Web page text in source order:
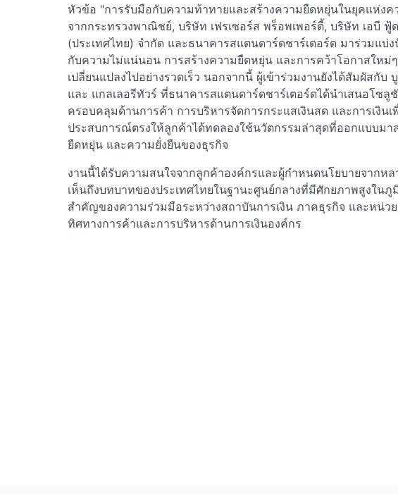
หัวข้อ "การรับมือกับความท้าทายและสร้างความยืดหยุ่นในยุคแห่ง
จากกระทรวงพาณิชย์, บริษัท เฟรเซอร์ส พร็อพเพอร์ตี้, บริษัท เอบี ฟู้
(ประเทศไทย) จำกัด และธนาคารสแตนดาร์ดชาร์เตอร์ด มาร่วมแบ่
กับความไม่แน่นอน การสร้างความยืดหยุ่น และการคว้าโอกาสใหม่
เปลี่ยนแปลงไปอย่างรวดเร็ว นอกจากนี้ ผู้เข้าร่วมงานยังได้สัมผัสกั
และ แกลเลอรีทัวร์ ที่ธนาคารสแตนดาร์ดชาร์เตอร์ดได้นำเสนอโซลู
ครอบคลุมด้านการค้า การบริหารจัดการกระแสเงินสด และการเงิน
ประสบการณ์ตรงให้ลูกค้าได้ทดลองใช้นวัตกรรมล่าสุดที่ออกแบบมา
ยืดหยุ่น และความยั่งยืนของธุรกิจ
งานนี้ได้รับความสนใจจากลูกค้าองค์กรและผู้กำหนดนโยบายจากห
เห็นถึงบทบาทของประเทศไทยในฐานะศูนย์กลางที่มีศักยภาพสูงใน
สำคัญของความร่วมมือระหว่างสถาบันการเงิน ภาคธุรกิจ และหน่ว
ทิศทางการค้าและการบริหารด้านการเงินองค์กร